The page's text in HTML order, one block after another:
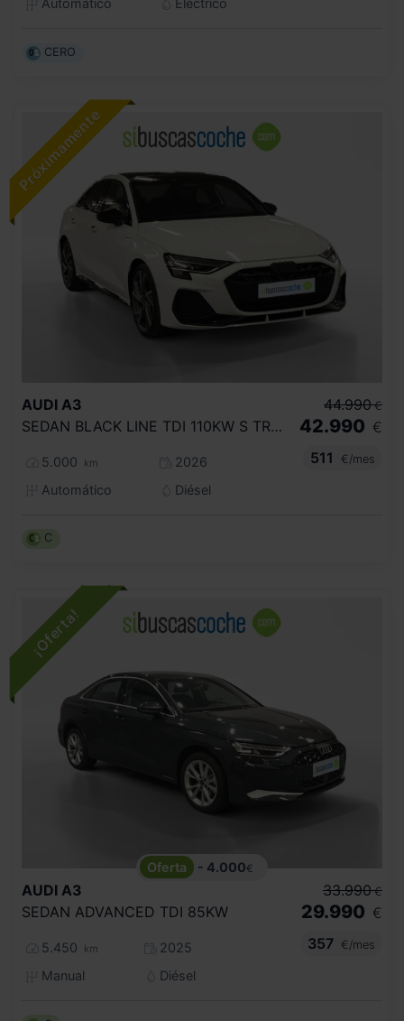
Automático
Eléctrico
CERO
AUDI A3
SEDAN BLACK LINE TDI 110KW S TRONIC
5.000 km
2026
Automático
Diésel
44.990 €
42.990 €
511
€/mes
C
- 4.000€
AUDI A3
SEDAN ADVANCED TDI 85KW
5.450 km
2025
Manual
Diésel
33.990 €
29.990 €
357
€/mes